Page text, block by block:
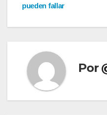
pueden fallar
Por